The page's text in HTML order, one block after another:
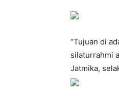
“Tujuan di
silaturrahmi
Jatmika,